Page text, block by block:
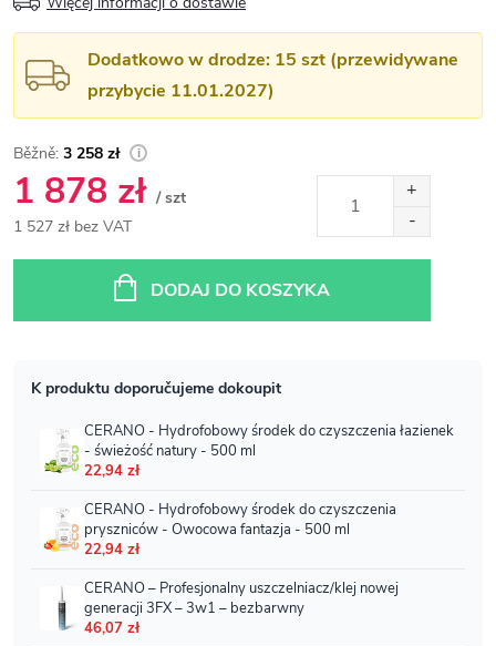
Dodatkowo w drodze: 15 szt (przewidywane
przybycie 11.01.2027)
3 258 zł
1 878 zł / szt
1 527 zł bez VAT
DODAJ DO KOSZYKA